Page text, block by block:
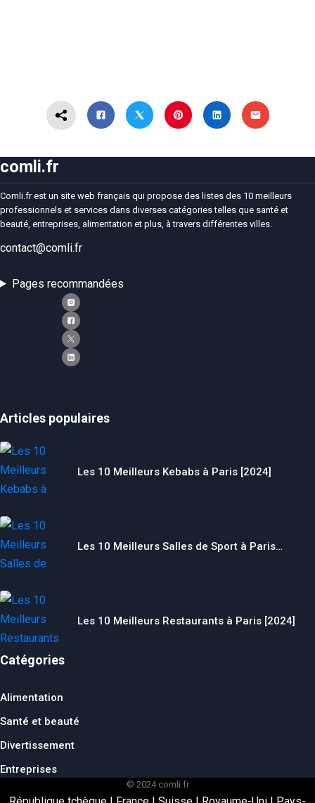
comli.fr
Comli.fr est un site web français qui propose des listes des 10 meilleurs
professionnels et services dans diverses catégories telles que santé et
beauté, entreprises, alimentation et plus, à travers différentes villes.
contact@comli.fr
Pages recommandées
Articles populaires
Les 10 Meilleurs Kebabs à Paris [2024]
Les 10 Meilleurs Salles de Sport à Paris…
Les 10 Meilleurs Restaurants à Paris [2024]
Catégories
Alimentation
Santé et beauté
Divertissement
Entreprises
© 2024 comli.fr